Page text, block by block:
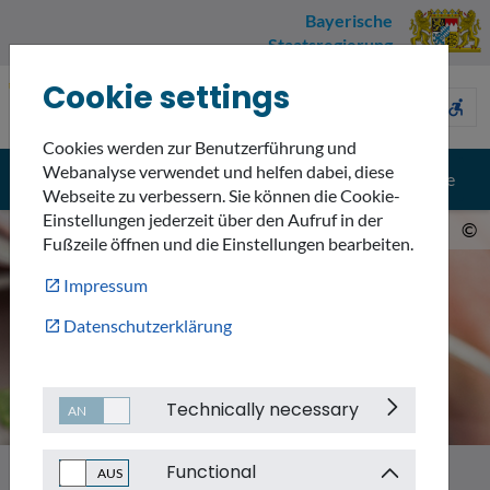
Bayerische
Staatsregierung
Umweltnavigator
accessible_forward
Menü search Suche
©
Cookie settings
Cookies werden zur Benutzerführung und
Webanalyse verwendet und helfen dabei, diese
Webseite zu verbessern. Sie können die Cookie-
Einstellungen jederzeit über den Aufruf in der
Fußzeile öffnen und die Einstellungen bearbeiten.
Impressum
Datenschutzerklärung
Technically necessary
Functional